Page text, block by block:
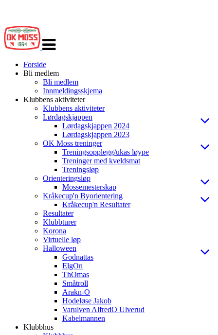
navigasjon
Forside
Bli medlem
Bli medlem
Innmeldingsskjema
Klubbens aktiviteter
Klubbens aktiviteter
Lørdagskjappen
Lørdagskjappen 2024
Lørdagskjappen 2023
OK Moss treninger
Treningsopplegg/ukas løype
Treninger med kveldsmat
Treningsløp
Orienteringsløp
Mossemesterskap
Kråkecup'n Byorientering
Kråkecup'n Resultater
Resultater
Klubbturer
Korona
Virtuelle løp
Halloween
Godnattas
ElgOn
ThOmas
Småtroll
Arakn-O
Hodeløse Jakob
Varulven AlfredO Ulverud
Kabelmannen
Klubbhus